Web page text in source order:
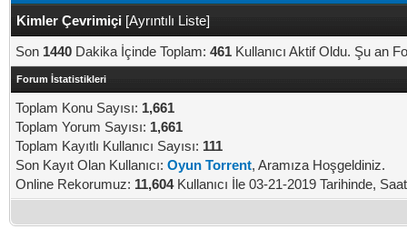
Kimler Çevrimiçi [Ayrıntılı Liste]
Son 1440 Dakika İçinde Toplam: 461 Kullanıcı Aktif Oldu. Şu an
Forum İstatistikleri
Toplam Konu Sayısı: 1,661
Toplam Yorum Sayısı: 1,661
Toplam Kayıtlı Kullanıcı Sayısı: 111
Son Kayıt Olan Kullanıcı: Oyun Torrent, Aramıza Hoşgeldiniz.
Online Rekorumuz: 11,604Kullanıcı İle 03-21-2019 Tarihinde,